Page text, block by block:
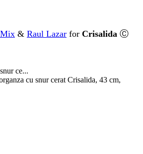
& Raul Lazar for Crisalida Ⓒ
ce...
cu snur cerat Crisalida, 43 cm,